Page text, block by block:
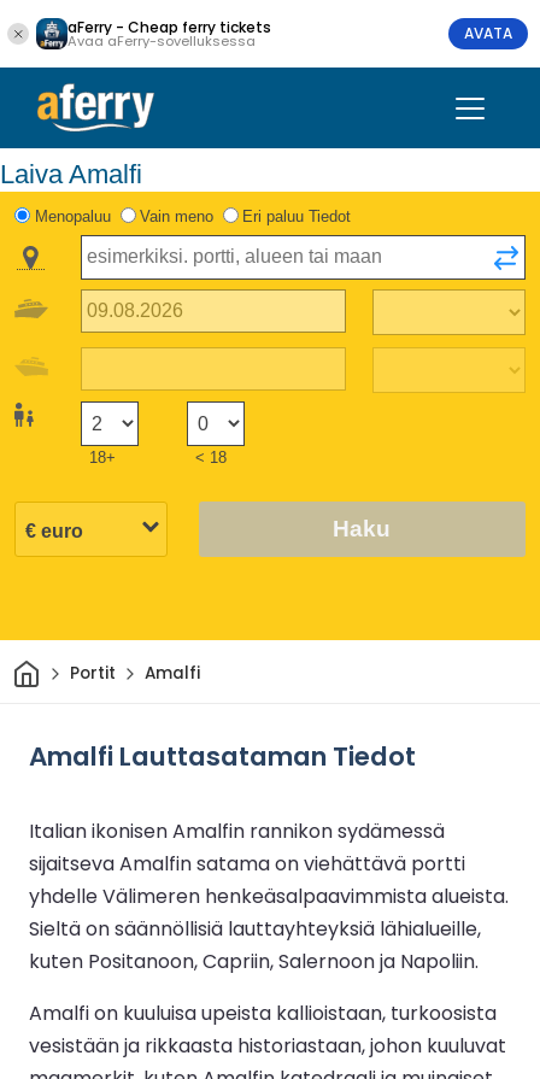
aFerry - Cheap ferry tickets
Avaa aFerry-sovelluksessa AVATA
Laiva Amalfi
Menopaluu Vain meno Eri paluu Tiedot
18+ < 18
Haku
KotiinPortit Amalfi
Amalfi Lauttasataman Tiedot
Italian ikonisen Amalfin rannikon sydämessä
sijaitseva Amalfin satama on viehättävä portti
yhdelle Välimeren henkeäsalpaavimmista alueista.
Sieltä on säännöllisiä lauttayhteyksiä lähialueille,
kuten Positanoon, Capriin, Salernoon ja Napoliin.
Amalfi on kuuluisa upeista kallioistaan, turkoosista
vesistään ja rikkaasta historiastaan, johon kuuluvat